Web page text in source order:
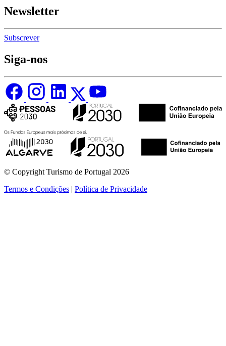
Newsletter
Subscrever
Siga-nos
© Copyright Turismo de Portugal 2026
Termos e Condições | Política de Privacidade